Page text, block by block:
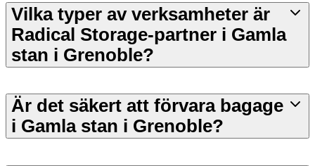
Vilka typer av verksamheter är
Radical Storage-partner i Gamla
stan i Grenoble?
Är det säkert att förvara bagage
i Gamla stan i Grenoble?